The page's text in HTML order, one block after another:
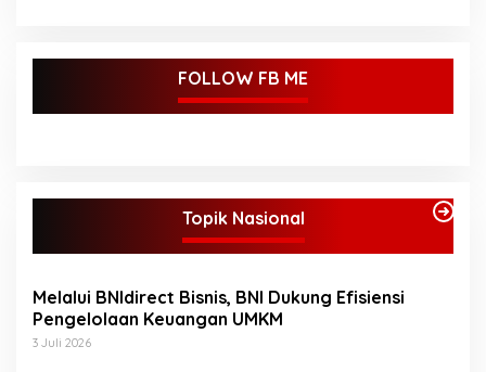
FOLLOW FB ME
Topik Nasional
Melalui BNIdirect Bisnis, BNI Dukung Efisiensi
Pengelolaan Keuangan UMKM
3 Juli 2026